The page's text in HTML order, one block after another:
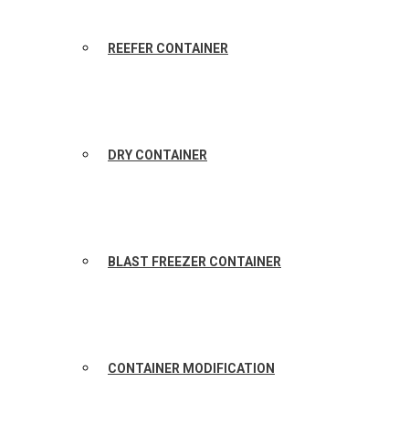
REEFER CONTAINER
DRY CONTAINER
BLAST FREEZER CONTAINER
CONTAINER MODIFICATION